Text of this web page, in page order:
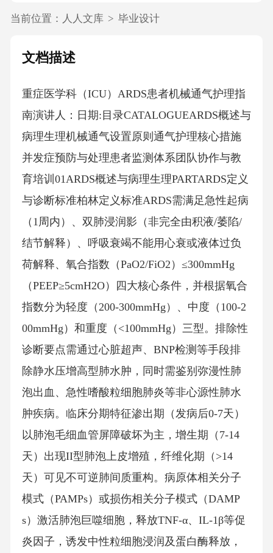
当前位置： 人人文库 > 毕业设计
文档描述
重症医学科（ICU）ARDS患者机械通气护理指
南演讲人：日期:目录CATALOGUEARDS概述与
病理生理机械通气设置原则通气护理核心措施
并发症预防与处理患者监测体系团队协作与教
育培训01ARDS概述与病理生理PARTARDS定义
与诊断标准柏林定义标准ARDS需满足急性起病
（1周内）、双肺浸润影（非完全由积液/萎陷/
结节解释）、呼吸衰竭不能用心衰或液体过负
荷解释、氧合指数（PaO2/FiO2）≤300mmHg
（PEEP≥5cmH2O）四大核心条件，并根据氧合
指数分为轻度（200-300mmHg）、中度（100-2
00mmHg）和重度（<100mmHg）三型。排除性
诊断要点需通过心脏超声、BNP检测等手段排
除静水压增高型肺水肿，同时需鉴别弥漫性肺
泡出血、急性嗜酸粒细胞肺炎等非心源性肺水
肿疾病。临床分期特征渗出期（发病后0-7天）
以肺泡毛细血管屏障破坏为主，增生期（7-14
天）出现II型肺泡上皮增殖，纤维化期（>14
天）可见不可逆肺间质重构。病原体相关分子
模式（PAMPs）或损伤相关分子模式（DAMP
s）激活肺泡巨噬细胞，释放TNF-α、IL-1β等促
炎因子，诱发中性粒细胞浸润及蛋白酶释放，